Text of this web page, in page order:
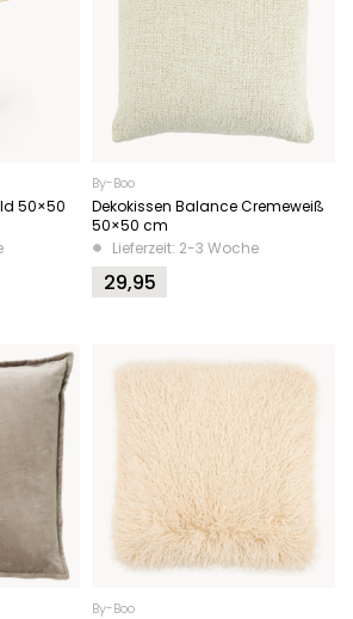
50×50
By-Boo
Dekokissen Balance Cremeweiß
50×50 cm
Lieferzeit: 2-3 Woche
29,95
By-Boo